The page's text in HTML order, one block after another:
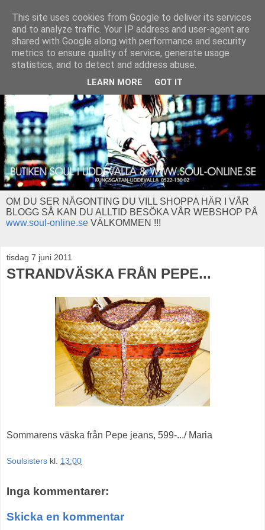
OM DU SER NÅGONTING DU VILL SHOPPA HÄR I VÅR
BLOGG SÅ KAN DU ALLTID BESÖKA VÅR WEBSHOP PÅ
www.soul-online.se VÄLKOMMEN !!!
tisdag 7 juni 2011
STRANDVÄSKA FRÅN PEPE...
Sommarens väska från Pepe jeans, 599-.../ Maria
Soulsisters kl. 13:00
Inga kommentarer:
Skicka en kommentar
This site uses cookies from Google to deliver its services
and to analyze traffic. Your IP address and user-agent are
shared with Google along with performance and security
metrics to ensure quality of service, generate usage
statistics, and to detect and address abuse.
LEARN MORE GOT IT